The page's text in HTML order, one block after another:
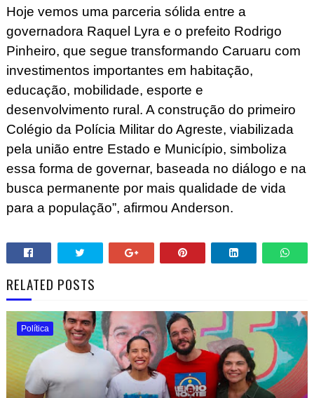
Hoje vemos uma parceria sólida entre a
governadora Raquel Lyra e o prefeito Rodrigo
Pinheiro, que segue transformando Caruaru com
investimentos importantes em habitação,
educação, mobilidade, esporte e
desenvolvimento rural. A construção do primeiro
Colégio da Polícia Militar do Agreste, viabilizada
pela união entre Estado e Município, simboliza
essa forma de governar, baseada no diálogo e na
busca permanente por mais qualidade de vida
para a população”, afirmou Anderson.
RELATED POSTS
Política